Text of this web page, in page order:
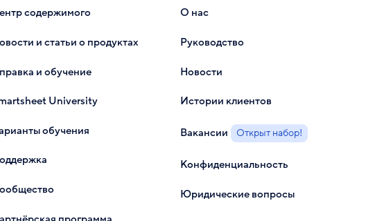
содержимого
и статьи о продуктах
и обучение
University
обучения
О нас
Руководство
Новости
Истории клиентов
Вакансии Открыт набор!
Конфиденциальность
Юридические вопросы